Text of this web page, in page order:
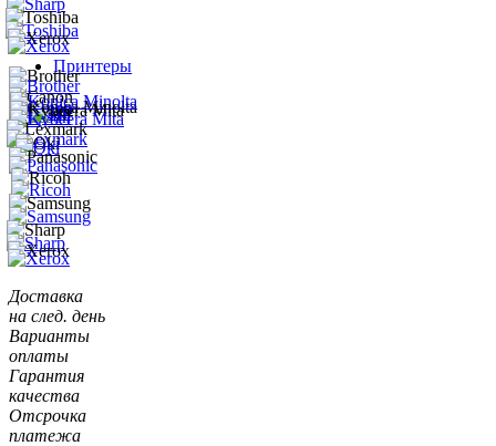
Принтеры
Доставка
на след. день
Варианты
оплаты
Гарантия
качества
Отсрочка
платежа